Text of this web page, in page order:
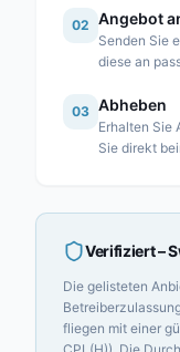
Partn’Air
Rose
Simplon Air
Swiss
02 Angebot
Senden Sie
diese an
03 Abheben
Erhalten Sie
Sie direkt
Verifiziert–
Die gelisteten
fliegen mit einer